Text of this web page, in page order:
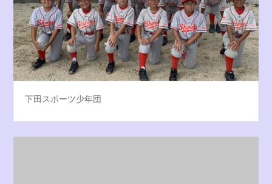
下田スポーツ少年団